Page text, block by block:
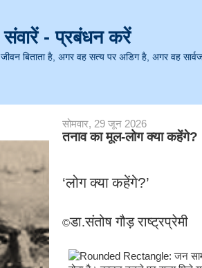
- प्रबंधन करें
जीवन बिताता है, अगर वह सत्य पर अडिग है, अगर वह
सोमवार, 29 जून 2026
तनाव का मूल-लोग क्या कहेंगे?
‘लोग क्या कहेंगे?’
©डा.संतोष गौड़ राष्ट्रप्रेमी